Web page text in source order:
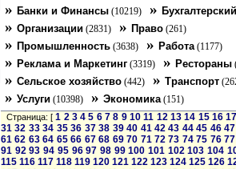
» Банки и Финансы (10219) »
» Организации (2831) » Право (261)
» Промышленность (3638) » Работа(1177)
» Реклама и Маркетинг (3319) » Рестораны
» Сельское хозяйство (442) » Транспорт
» Услуги (10398) » Экономика(151)
Страница: [1 2 3 4 5 6 7 8 9 10 11 12 13 14 15 16
31 32 33 34 35 36 37 38 39 40 41 42 43 44 45 46 47
61 62 63 64 65 66 67 68 69 70 71 72 73 74 75 76 77
91 92 93 94 95 96 97 98 99 100 101 102 103 104
115 116 117 118 119 120 121 122 123 124 125 126